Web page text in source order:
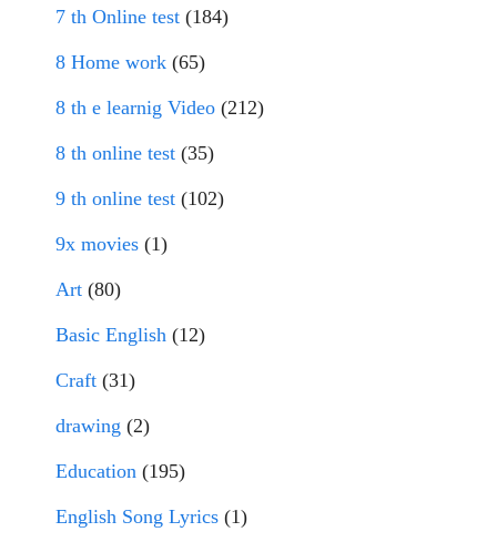
7 th Online test (184)
8 Home work (65)
8 th e learnig Video (212)
8 th online test (35)
9 th online test (102)
9x movies (1)
Art (80)
Basic English (12)
Craft (31)
drawing (2)
Education (195)
English Song Lyrics (1)